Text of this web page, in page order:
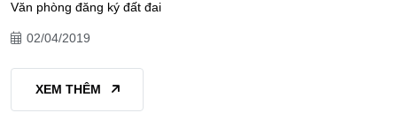
Văn phòng đăng ký đất đai
02/04/2019
XEM THÊM